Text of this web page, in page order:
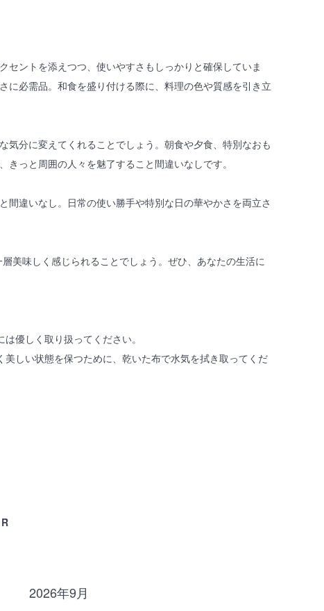
ントを添えつつ、使いやすさもしっかりと確保していま
必需品。和食を盛り付ける際に、料理の色や質感を引き立
分に変えてくれることでしょう。朝食や夕食、特別なおも
っと周囲の人々を魅了すること間違いなしです。
違いなし。日常の使い勝手や特別な日の華やかさを両立さ
美味しく感じられることでしょう。ぜひ、あなたの生活に
優しく取り扱ってください。
しい状態を保つために、乾いた布で水気を拭き取ってくだ
2026年9月